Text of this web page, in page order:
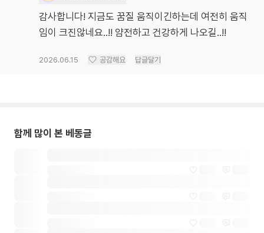
감사합니다! 지금도 꿈질 움직이긴하는데 여전히 움직
임이 크진않네요..!! 얌전하고 건강하게 나오길..!!
2026.06.15 공감해요 답글달기
함께 많이 본 베동글